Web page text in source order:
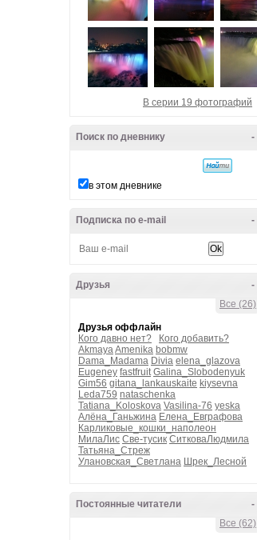
В серии 19 фотографий
-
Поиск по дневнику
в этом дневнике
-
Подписка по e-mail
-
Друзья
Все (26)
Друзья оффлайн
Кого давно нет?
Кого добавить?
AkmayaAmenika bobmw
Dama_Madama Divia elena_glazova
Eugeney fastfruit Galina_Slobodenyuk
Gim56 gitana_lankauskaite kiysevna
Leda759 nataschenka
Tatiana_Koloskova Vasilina-76 yeska
Алёна_Ганьжина Елена_Евграфова
Карликовые_кошки_наполеон
МилаЛис Све-тусик СитковаЛюдмила
Татьяна_Стреж
Улановская_Светлана Шрек_Лесной
-
Постоянные читатели
Все (62)